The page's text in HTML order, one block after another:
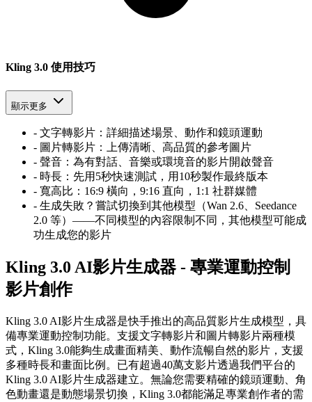
Kling 3.0 使用技巧
顯示更多
- 文字轉影片：詳細描述場景、動作和鏡頭運動
- 圖片轉影片：上傳清晰、高品質的參考圖片
- 聲音：為有對話、音樂或環境音的影片開啟聲音
- 時長：先用5秒快速測試，用10秒製作最終版本
- 寬高比：16:9 橫向，9:16 直向，1:1 社群媒體
- 生成失敗？嘗試切換到其他模型（Wan 2.6、Seedance
2.0 等）——不同模型的內容限制不同，其他模型可能成
功生成您的影片
Kling 3.0 AI影片生成器 - 專業運動控制
影片創作
Kling 3.0 AI影片生成器是快手推出的高品質影片生成模型，具
備專業運動控制功能。支援文字轉影片和圖片轉影片兩種模
式，Kling 3.0能夠生成畫面精美、動作流暢自然的影片，支援
多種時長和畫面比例。已有超過40萬支影片透過我們平台的
Kling 3.0 AI影片生成器建立。無論您需要精確的鏡頭運動、角
色動畫還是動態場景切換，Kling 3.0都能滿足專業創作者的需